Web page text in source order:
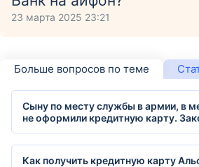
23 марта 2025 23:21
Больше вопросов по теме
Сыну по месту службы в армии, в
не оформили кредитную карту.
Как получить кредитную карту